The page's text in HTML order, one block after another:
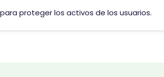
proteger los activos de los usuarios.